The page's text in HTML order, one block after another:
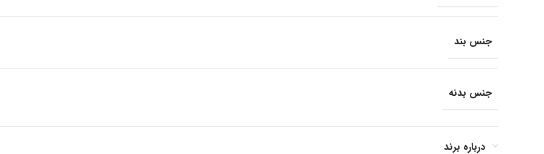
جنس بند
جنس بدنه
فرم صفحه
درباره برند